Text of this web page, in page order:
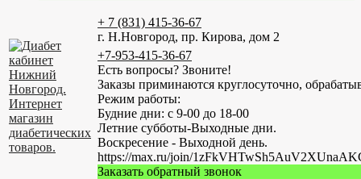
+ 7 (831) 415-36-67
г. Н.Новгород, пр. Кирова, дом 2
+7-953-415-36-67
Есть вопросы? Звоните!
Заказы приминаются круглосуточно,
Режим работы:
Будние дни: с 9-00 до 18-00
Летние субботы-Выходные дни.
Воскресение - Выходной день.
https://max.ru/join/
Заказать обратный звонок